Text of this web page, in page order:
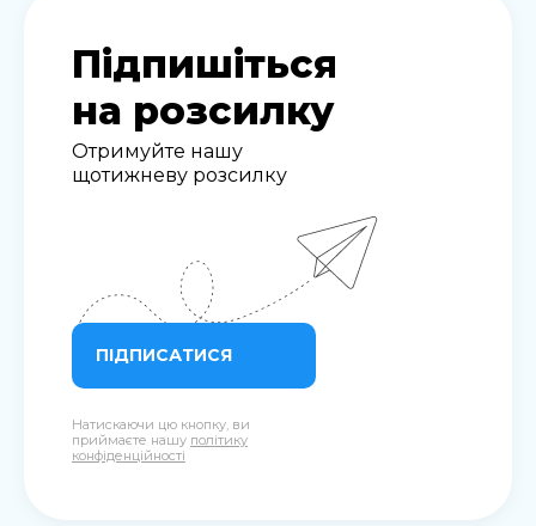
Підпишіться
на розсилку
Отримуйте нашу
щотижневу розсилку
ПІДПИСАТИСЯ
Натискаючи цю кнопку, ви
приймаєте нашу політику
конфіденційності